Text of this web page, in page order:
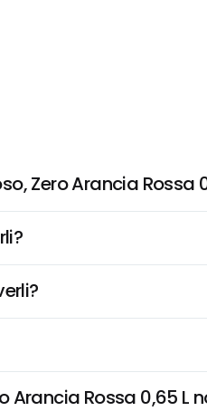
Zero Arancia Rossa
Rossa 0,65